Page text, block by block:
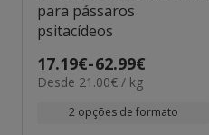
para pássaros
psitacídeos
Preço
de
17.19€
17.19€-62.99€
21.00€
Desde 21.00€ / kg
2 opções de formato